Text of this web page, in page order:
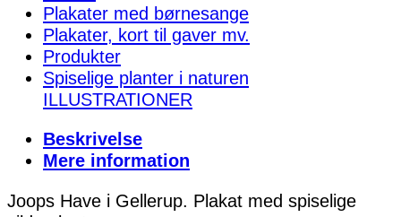
Plakater med børnesange
Plakater, kort til gaver mv.
Produkter
Spiselige planter i naturen
ILLUSTRATIONER
Beskrivelse
Mere information
Joops Have i Gellerup. Plakat med spiselige